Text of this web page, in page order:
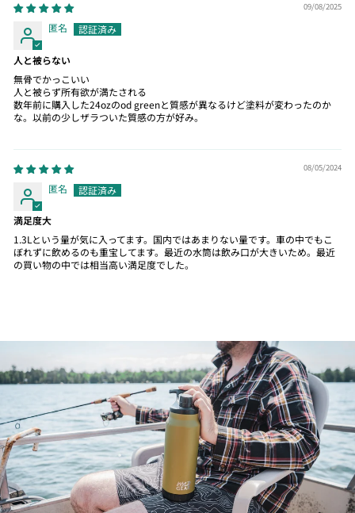
09/08/2025
匿名
人と被らない
無骨でかっこいい
人と被らず所有欲が満たされる
数年前に購入した24ozのod greenと質感が異なるけど塗料が変わったのか
な。以前の少しザラついた質感の方が好み。
08/05/2024
匿名
満足度大
1.3Lという量が気に入ってます。国内ではあまりない量です。車の中でもこ
ぼれずに飲めるのも重宝してます。最近の水筒は飲み口が大きいため。最近
の買い物の中では相当高い満足度でした。